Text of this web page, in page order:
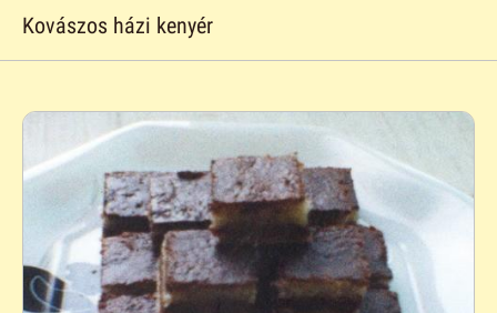
Kovászos házi kenyér